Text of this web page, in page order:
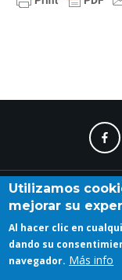
Contacto
Utilizamos
mejorar su
Al hacer clic en
dando su
navegador. Más info